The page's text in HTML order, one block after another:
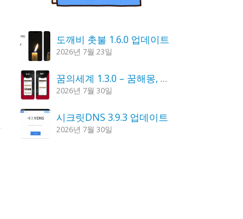
도깨비 촛불 1.6.0 업데이트
2026년 7월 23일
꿈의세계 1.3.0 – 꿈해몽, 꿈풀이
2026년 7월 30일
시크릿DNS 3.9.3 업데이트
2026년 7월 30일